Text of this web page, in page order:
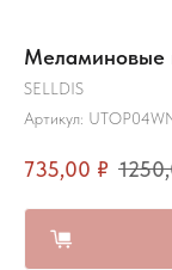
SELLDIS
Артикул:
735,00 ₽